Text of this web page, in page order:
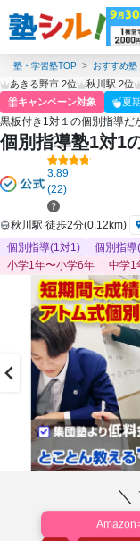
塾・学習塾TOP おすすめ
あきる野市 2位 秋川駅 2位
キャンペーン対象
夏
黒板付き1対１の個別指導だ
個別指導塾1対1
3.89
(22)
秋川駅 徒歩2分(0.12km)
個別指導(1対1)
個別指
小学1年〜小学6年
中学1
＼
Amazon